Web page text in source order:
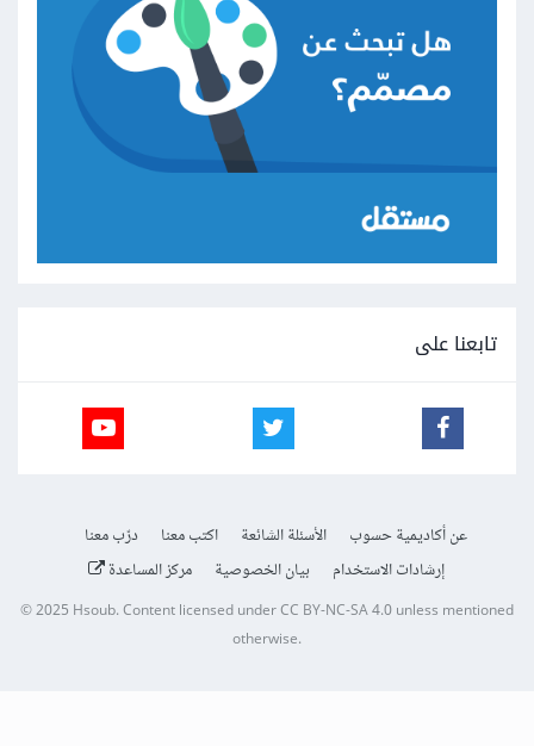
تابعنا على
عن أكاديمية حسوب الأسئلة الشائعة اكتب معنا
درّب معنا
إرشادات الاستخدام
بيان الخصوصية مركز المساعدة
© 2025 Hsoub.Content licensed underCC BY-NC-SA 4.0unless mentioned
otherwise.